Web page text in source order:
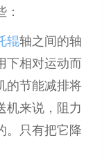
辊轴之间的轴
下相对运动而
的节能减排将
机来说，阻力
。只有把它降